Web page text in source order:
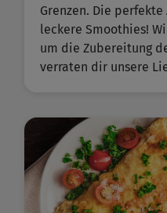
Grenzen. Die
leckere Smoothies!
um die Zubereitung
verraten dir unsere